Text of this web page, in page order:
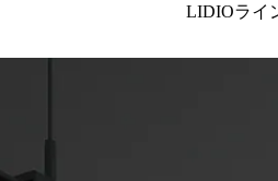
LIDIOライ